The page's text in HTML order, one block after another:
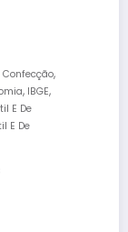
Confecção,
, IBGE,
E De
E De